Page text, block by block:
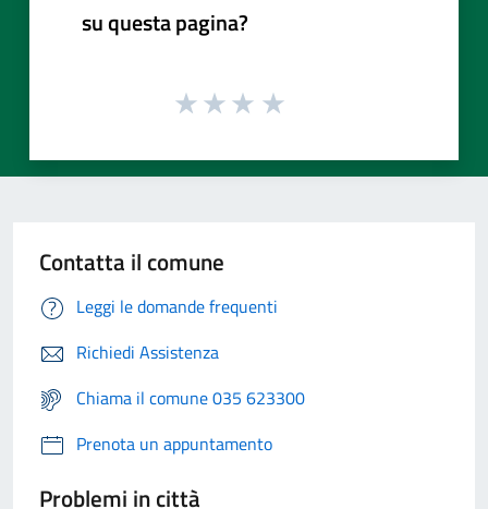
su questa pagina?
Contatta il comune
Leggi le domande frequenti
Richiedi Assistenza
Chiama il comune 035 623300
Prenota un appuntamento
Problemi in città